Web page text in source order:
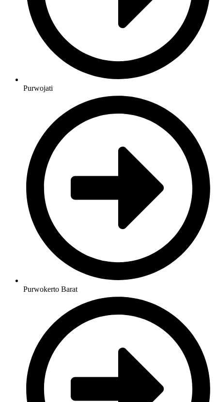
Purwojati
Purwokerto Barat